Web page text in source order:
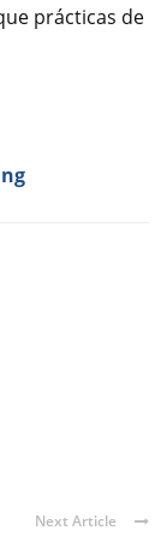
prácticas de
Next Article